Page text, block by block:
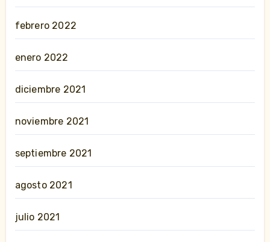
febrero 2022
enero 2022
diciembre 2021
noviembre 2021
septiembre 2021
agosto 2021
julio 2021